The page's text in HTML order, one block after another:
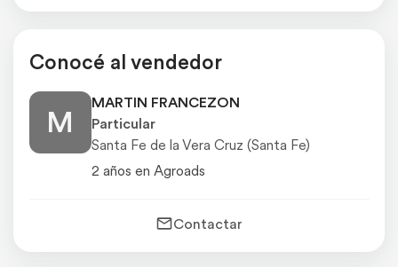
Conocé al vendedor
M
MARTIN FRANCEZON
Particular
Santa Fe de la Vera Cruz (Santa Fe)
2 años en Agroads
Contactar